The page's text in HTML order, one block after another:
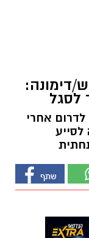
דימונה:
לסגל
אחרי
לסייע